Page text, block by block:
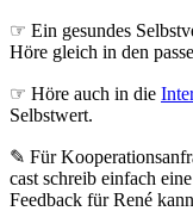
☞ Ein gesundes
Höre gleich in den
☞ Höre auch in die
Selbstwert.
✎ Für
cast schreib ein­fach
Feedback für René